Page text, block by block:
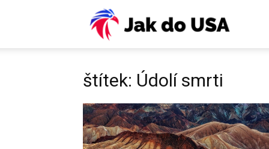
ESTA,
štítek: Údolí smrti